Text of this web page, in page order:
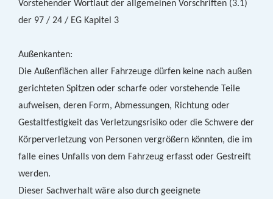
Vorstehender Wortlaut der allgemeinen Vorschriften (3.1)
der 97 / 24 / EG Kapitel 3
Außenkanten:
Die Außenflächen aller Fahrzeuge dürfen keine nach außen
gerichteten Spitzen oder scharfe oder vorstehende Teile
aufweisen, deren Form, Abmessungen, Richtung oder
Gestaltfestigkeit das Verletzungsrisiko oder die Schwere der
Körperverletzung von Personen vergrößern könnten, die im
falle eines Unfalls von dem Fahrzeug erfasst oder Gestreift
werden.
Dieser Sachverhalt wäre also durch geeignete